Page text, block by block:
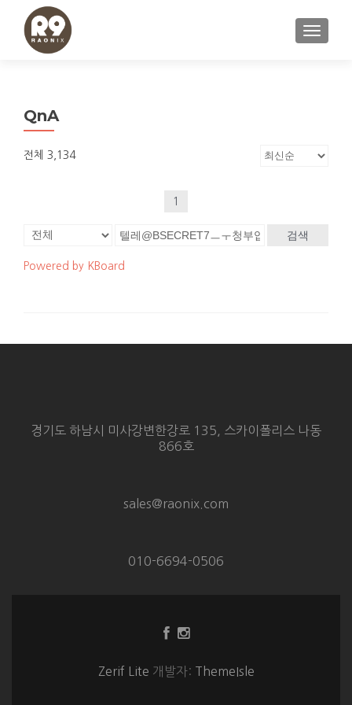
내비게
QnA
전체 3,134
1
검색
Powered by KBoard
경기도 하남시 미사강변한강로 135, 스카이폴리스 나동
866호
sales@raonix.com
010-6694-0506
Facebook
크
Instagram
크
Zerif Lite 개발자: ThemeIsle